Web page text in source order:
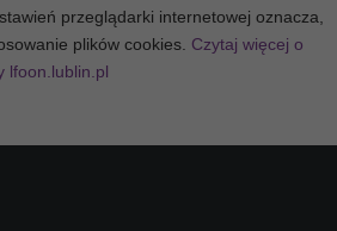
przeglądarki internetowej oznacza,
plików cookies. Czytaj więcej o
lfoon.lublin.pl